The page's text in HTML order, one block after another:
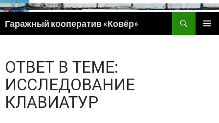
Гаражный кооператив «Ковёр»
ПЕРЕЙТИ
ОТВЕТ В ТЕМЕ:
ИССЛЕДОВАНИЕ
КЛАВИАТУР